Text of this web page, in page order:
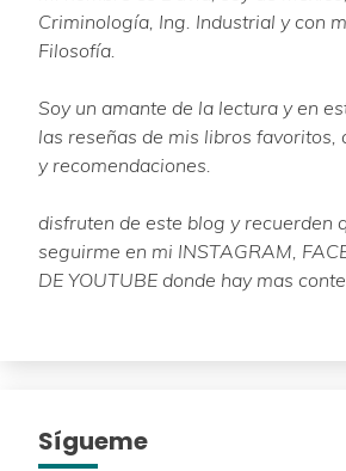
Criminología, Ing. Industrial y con
Filosofía.
Soy un amante de la lectura y en
las reseñas de mis libros favoritos,
y recomendaciones.
disfruten de este blog y recuerden
seguirme en mi INSTAGRAM,
DE YOUTUBE donde hay mas
Sígueme